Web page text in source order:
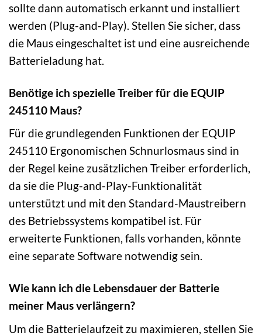
sollte dann automatisch erkannt und installiert
werden (Plug-and-Play). Stellen Sie sicher, dass
die Maus eingeschaltet ist und eine ausreichende
Batterieladung hat.
Benötige ich spezielle Treiber für die EQUIP
245110 Maus?
Für die grundlegenden Funktionen der EQUIP
245110 Ergonomischen Schnurlosmaus sind in
der Regel keine zusätzlichen Treiber erforderlich,
da sie die Plug-and-Play-Funktionalität
unterstützt und mit den Standard-Maustreibern
des Betriebssystems kompatibel ist. Für
erweiterte Funktionen, falls vorhanden, könnte
eine separate Software notwendig sein.
Wie kann ich die Lebensdauer der Batterie
meiner Maus verlängern?
Um die Batterielaufzeit zu maximieren, stellen Sie